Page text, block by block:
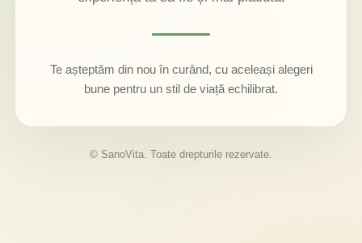
Te așteptăm din nou în curând, cu aceleași alegeri
bune pentru un stil de viață echilibrat.
© SanoVita. Toate drepturile rezervate.